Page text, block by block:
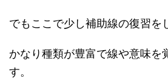
でもここで少し補助線の復習を
かなり種類が豊富で線や意味を
す。